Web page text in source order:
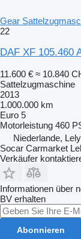
Gear
22
DAF XF 105.460
11.600 € ≈ 10.840
Sattelzugmaschine
2013
1.000.000 km
Euro 5
Motorleistung 460
Niederlande,
Socar Carmarket
Verkäufer
Informationen über
BV erhalten
Abonnieren